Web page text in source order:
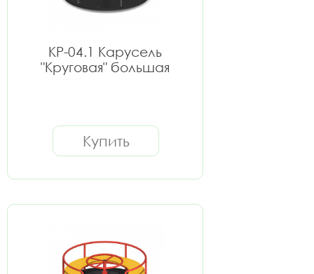
КР-04.1 Карусель
"Круговая" большая
Купить